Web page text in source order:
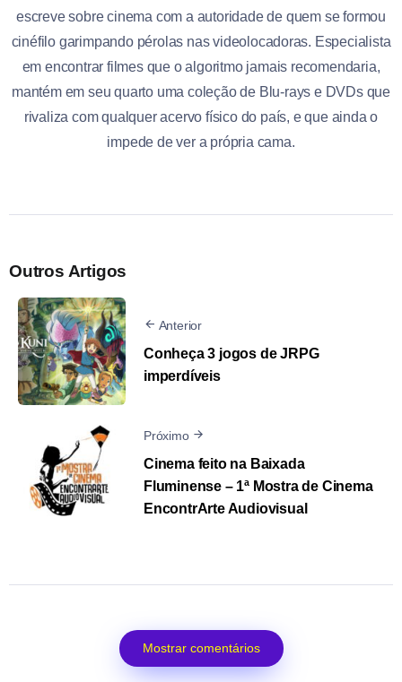
escreve sobre cinema com a autoridade de quem se formou
cinéfilo garimpando pérolas nas videolocadoras. Especialista
em encontrar filmes que o algoritmo jamais recomendaria,
mantém em seu quarto uma coleção de Blu-rays e DVDs que
rivaliza com qualquer acervo físico do país, e que ainda o
impede de ver a própria cama.
Outros Artigos
Anterior
Conheça 3 jogos de JRPG
imperdíveis
Próximo
Cinema feito na Baixada
Fluminense – 1ª Mostra de Cinema
EncontrArte Audiovisual
Mostrar comentários